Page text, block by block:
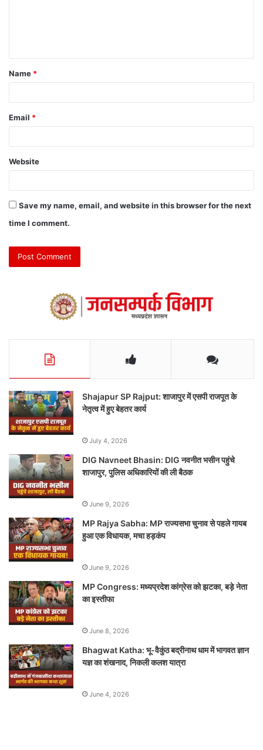
Name *
Email *
Website
Save my name, email, and website in this browser for the next
time I comment.
Shajapur SP Rajput: शाजापुर में एसपी राजपूत के
नेतृत्व में हुए बेहतर कार्य
July 4, 2026
DIG Navneet Bhasin: DIG नवनीत भसीन पहुंचे
शाजापुर, पुलिस अधिकारियों की ली बैठक
June 9, 2026
MP Rajya Sabha: MP राज्यसभा चुनाव से पहले गायब
हुआ एक विधायक, मचा हड़कंप
June 9, 2026
MP Congress: मध्यप्रदेश कांग्रेस को झटका, बड़े नेता
का इस्तीफा
June 8, 2026
Bhagwat Katha: भू-वैकुंठ बद्रीनाथ धाम में भागवत ज्ञान
यज्ञ का शंखनाद, निकली कलश यात्रा
June 4, 2026